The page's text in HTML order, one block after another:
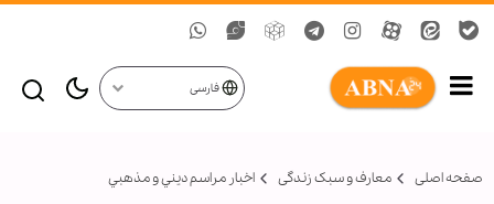
فارسی
صفحه اصلی معارف و سبک زندگی اخبار مراسم ديني و مذهبي